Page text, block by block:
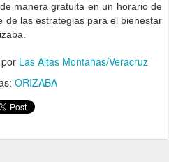
manera gratuita en un horario de
de las estrategias para el bienestar
por Las Altas Montañas/Veracruz
ORIZABA